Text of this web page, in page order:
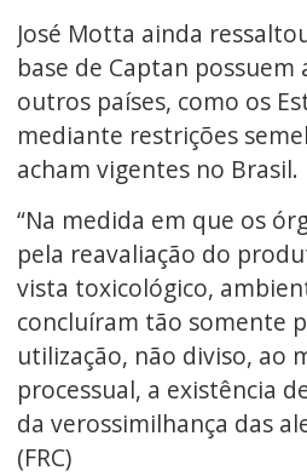
José Motta ainda
base de Captan
outros países, como os
mediante restrições
acham vigentes no Brasil.
“Na medida em que os
pela reavaliação do
vista toxicológico,
concluíram tão somente
utilização, não diviso, ao
processual, a existência
da verossimilhança das
(FRC)